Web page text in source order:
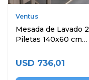
Ventus
Mesada de Lavado 2
Piletas 140x60 cm
USD 736,01